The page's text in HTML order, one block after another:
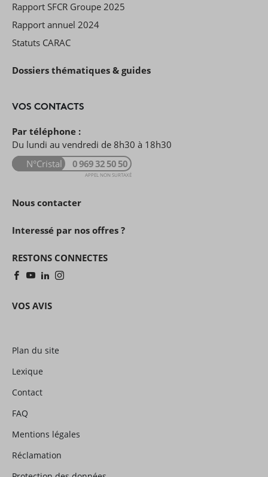
Rapport SFCR Groupe 2025
Rapport annuel 2024
Statuts CARAC
Dossiers thématiques & guides
VOS CONTACTS
Par téléphone :
Du lundi au vendredi de 8h30 à 18h30
N°Cristal
0 969 32 50 50
APPEL NON SURTAXÉ
Nous contacter
Interessé par nos offres ?
RESTONS CONNECTES
VOS AVIS
Plan du site
Lexique
Contact
FAQ
Mentions légales
Réclamation